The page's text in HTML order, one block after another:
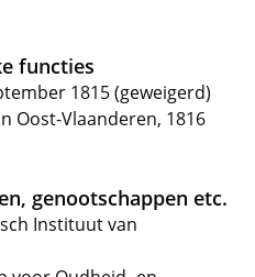
functies
1815 (geweigerd)
Oost-Vlaanderen, 1816
genootschappen etc.
Instituut van